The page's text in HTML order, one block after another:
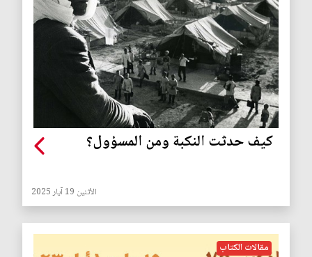
كيف حدثت النكبة ومن المسؤول؟
الأثنين 19 آيار 2025
مقالات الكتاب